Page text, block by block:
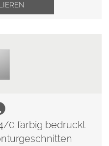
0 farbig bedruckt